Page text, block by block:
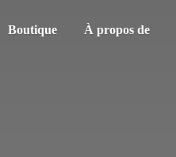
Boutique À propos de